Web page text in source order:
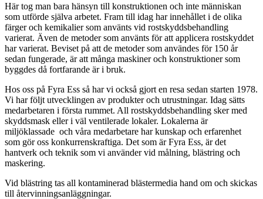
Här tog man bara hänsyn till konstruktionen och inte människan
som utförde själva arbetet. Fram till idag har innehållet i de olika
färger och kemikalier som använts vid rostskyddsbehandling
varierat. Även de metoder som använts för att applicera rostskyddet
har varierat. Beviset på att de metoder som användes för 150 år
sedan fungerade, är att många maskiner och konstruktioner som
byggdes då fortfarande är i bruk.
Hos oss på Fyra Ess så har vi också gjort en resa sedan starten 1978.
Vi har följt utvecklingen av produkter och utrustningar. Idag sätts
medarbetaren i första rummet. All rostskyddsbehandling sker med
skyddsmask eller i väl ventilerade lokaler. Lokalerna är
miljöklassade och våra medarbetare har kunskap och erfarenhet
som gör oss konkurrenskraftiga. Det som är Fyra Ess, är det
hantverk och teknik som vi använder vid målning, blästring och
maskering.
Vid blästring tas all kontaminerad blästermedia hand om och skickas
till återvinningsanläggningar.